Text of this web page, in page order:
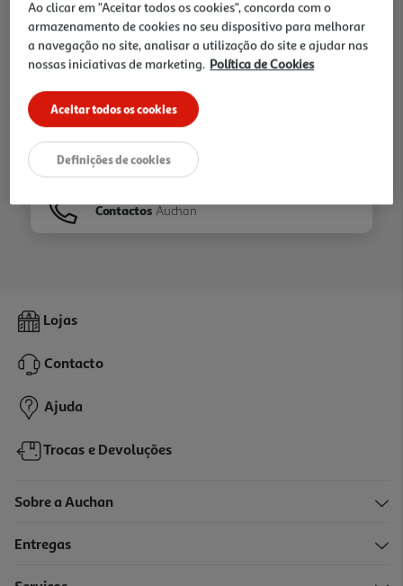
Ir para Homepage
Folhetos
Contactos Auchan
Lojas
Contacto
Ajuda
Trocas e Devoluções
Sobre a Auchan
Entregas
Ao clicar em "Aceitar todos os cookies", concorda com o
armazenamento de cookies no seu dispositivo para melhorar
a navegação no site, analisar a utilização do site e ajudar nas
nossas iniciativas de marketing. Política de Cookies
Aceitar todos os cookies
Definições de cookies